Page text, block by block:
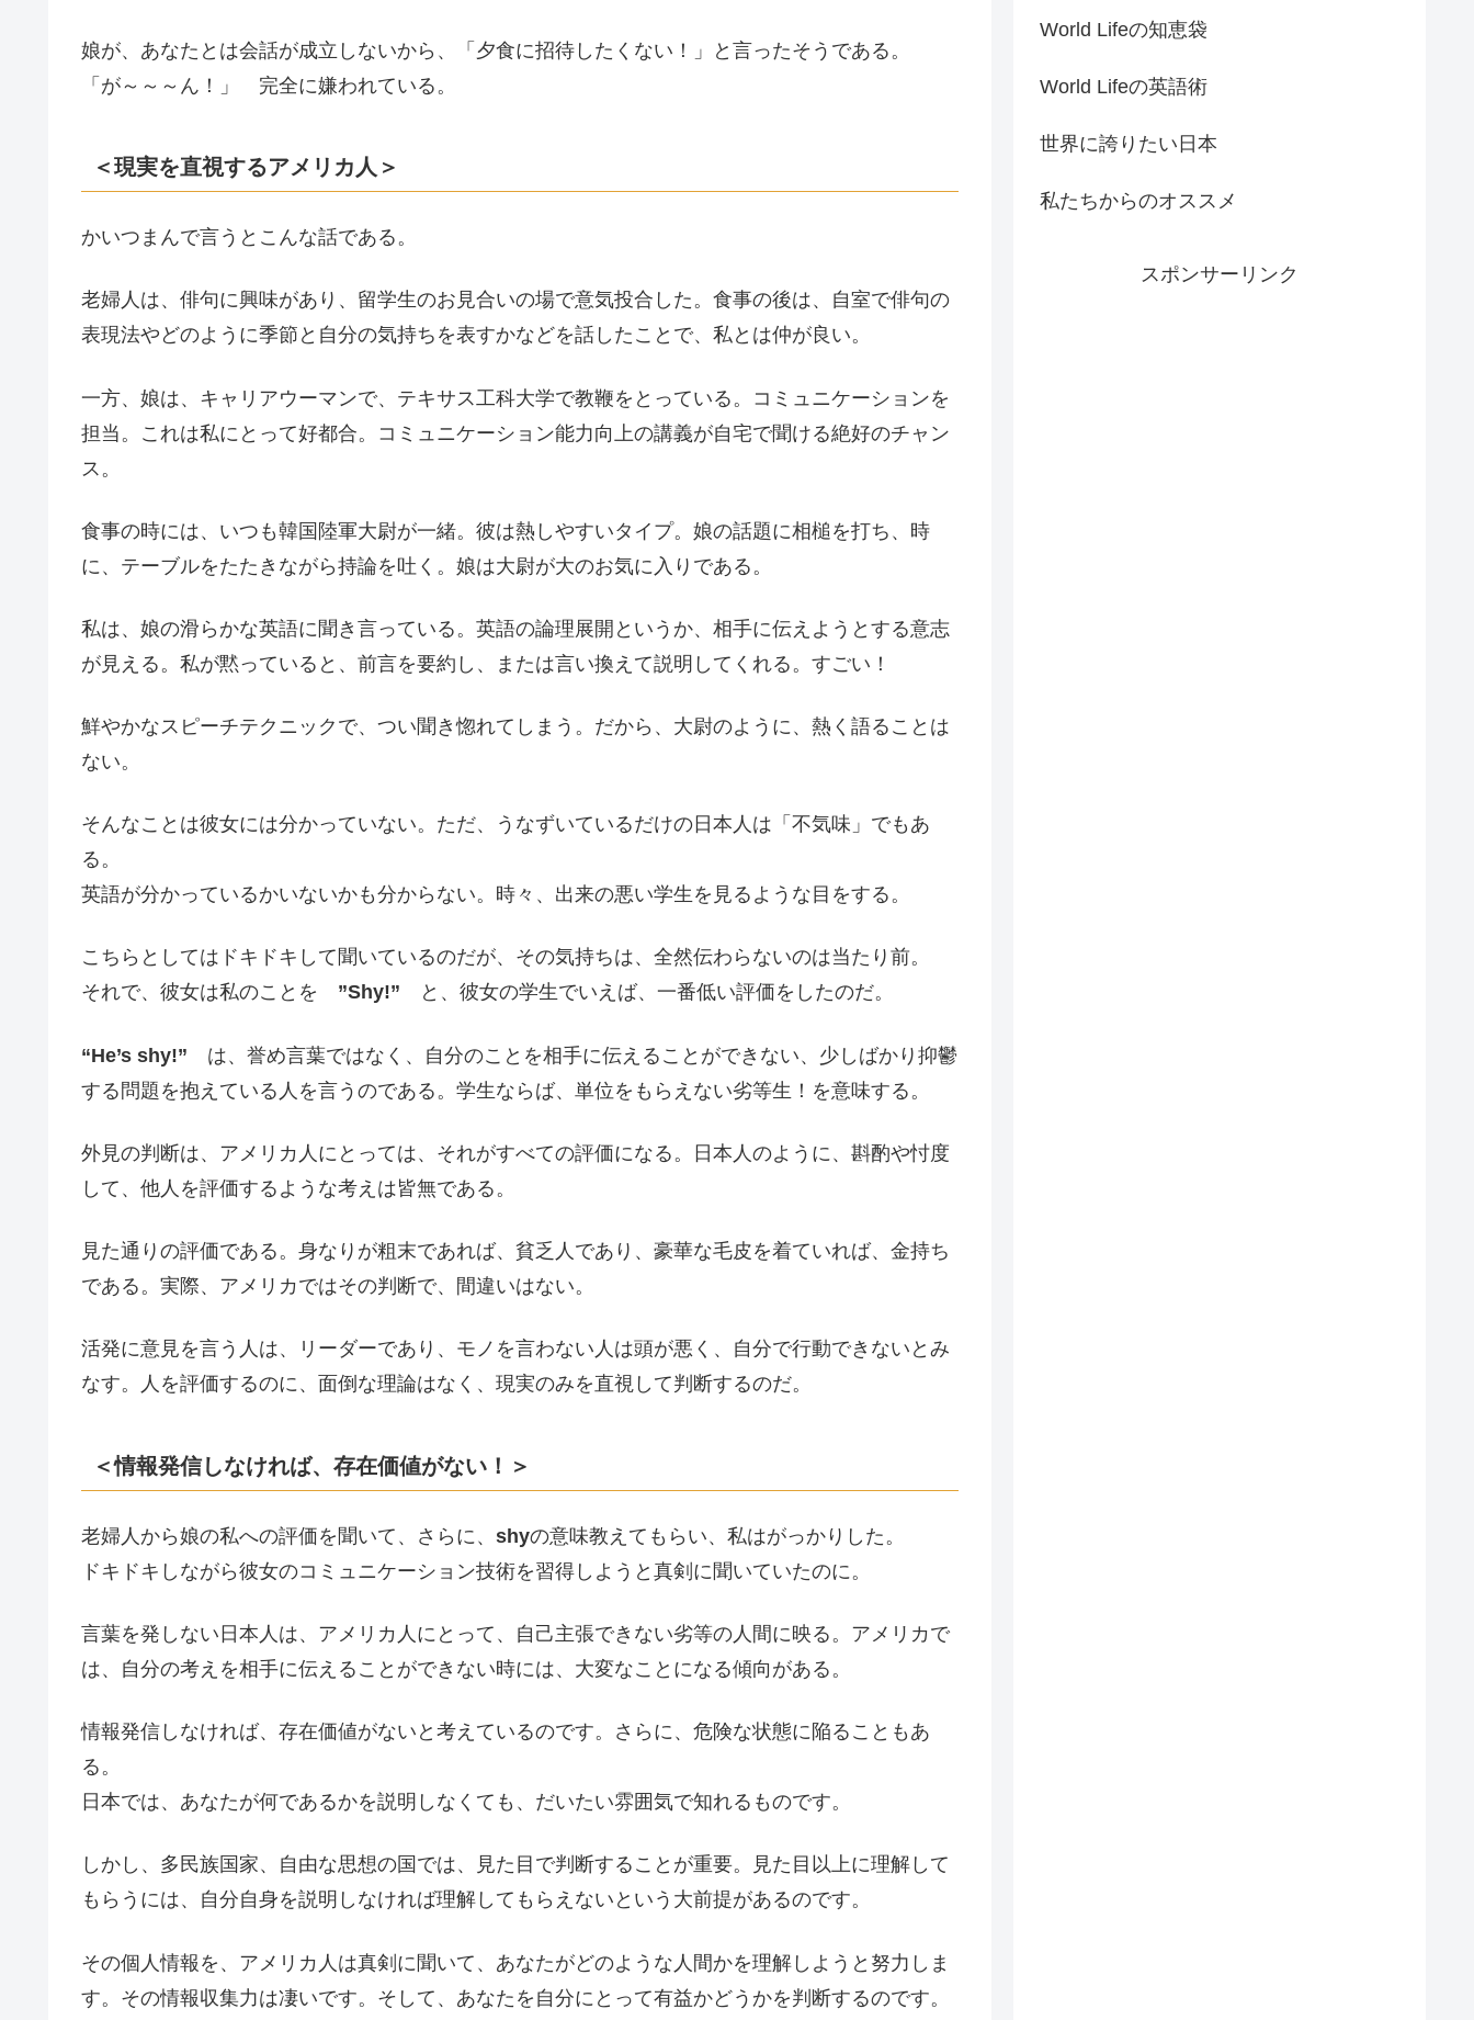
娘が、あなたとは会話が成立しないから、「夕食に招待したくない！」と言ったそうである。
「が～～～ん！」 完全に嫌われている。
＜現実を直視するアメリカ人＞
かいつまんで言うとこんな話である。
老婦人は、俳句に興味があり、留学生のお見合いの場で意気投合した。食事の後は、自室で俳句の
表現法やどのように季節と自分の気持ちを表すかなどを話したことで、私とは仲が良い。
一方、娘は、キャリアウーマンで、テキサス工科大学で教鞭をとっている。コミュニケーションを
担当。これは私にとって好都合。コミュニケーション能力向上の講義が自宅で聞ける絶好のチャン
ス。
食事の時には、いつも韓国陸軍大尉が一緒。彼は熱しやすいタイプ。娘の話題に相槌を打ち、時
に、テーブルをたたきながら持論を吐く。娘は大尉が大のお気に入りである。
私は、娘の滑らかな英語に聞き言っている。英語の論理展開というか、相手に伝えようとする意志
が見える。私が黙っていると、前言を要約し、または言い換えて説明してくれる。すごい！
鮮やかなスピーチテクニックで、つい聞き惚れてしまう。だから、大尉のように、熱く語ることは
ない。
そんなことは彼女には分かっていない。ただ、うなずいているだけの日本人は「不気味」でもあ
る。
英語が分かっているかいないかも分からない。時々、出来の悪い学生を見るような目をする。
こちらとしてはドキドキして聞いているのだが、その気持ちは、全然伝わらないのは当たり前。
それで、彼女は私のことを ”Shy!” と、彼女の学生でいえば、一番低い評価をしたのだ。
“He’s shy!” は、誉め言葉ではなく、自分のことを相手に伝えることができない、少しばかり抑鬱
する問題を抱えている人を言うのである。学生ならば、単位をもらえない劣等生！を意味する。
外見の判断は、アメリカ人にとっては、それがすべての評価になる。日本人のように、斟酌や忖度
して、他人を評価するような考えは皆無である。
見た通りの評価である。身なりが粗末であれば、貧乏人であり、豪華な毛皮を着ていれば、金持ち
である。実際、アメリカではその判断で、間違いはない。
活発に意見を言う人は、リーダーであり、モノを言わない人は頭が悪く、自分で行動できないとみ
なす。人を評価するのに、面倒な理論はなく、現実のみを直視して判断するのだ。
＜情報発信しなければ、存在価値がない！＞
老婦人から娘の私への評価を聞いて、さらに、 shyの意味教えてもらい、私はがっかりした。
ドキドキしながら彼女のコミュニケーション技術を習得しようと真剣に聞いていたのに。
言葉を発しない日本人は、アメリカ人にとって、自己主張できない劣等の人間に映る。アメリカで
は、自分の考えを相手に伝えることができない時には、大変なことになる傾向がある。
情報発信しなければ、存在価値がないと考えているのです。さらに、危険な状態に陥ることもあ
る。
日本では、あなたが何であるかを説明しなくても、だいたい雰囲気で知れるものです。
しかし、多民族国家、自由な思想の国では、見た目で判断することが重要。見た目以上に理解して
もらうには、自分自身を説明しなければ理解してもらえないという大前提があるのです。
その個人情報を、アメリカ人は真剣に聞いて、あなたがどのような人間かを理解しようと努力しま
す。その情報収集力は凄いです。そして、あなたを自分にとって有益かどうかを判断するのです。
World Lifeの知恵袋
World Lifeの英語術
世界に誇りたい日本
私たちからのオススメ
スポンサーリンク